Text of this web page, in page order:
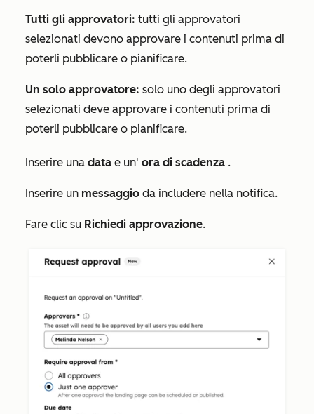
Tutti gli approvatori: tutti gli approvatori
selezionati devono approvare i contenuti prima di
poterli pubblicare o pianificare.
Un solo approvatore: solo uno degli approvatori
selezionati deve approvare i contenuti prima di
poterli pubblicare o pianificare.
Inserire una data e un' ora di scadenza .
Inserire un messaggio da includere nella notifica.
Fare clic su Richiedi approvazione.